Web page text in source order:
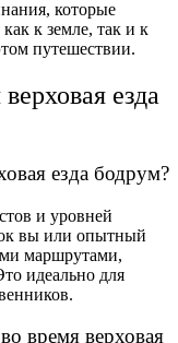
которые
к земле, так и к
путешествии.
езда
езда бодрум?
и уровней
вы или опытный
маршрутами,
идеально для
время верховая